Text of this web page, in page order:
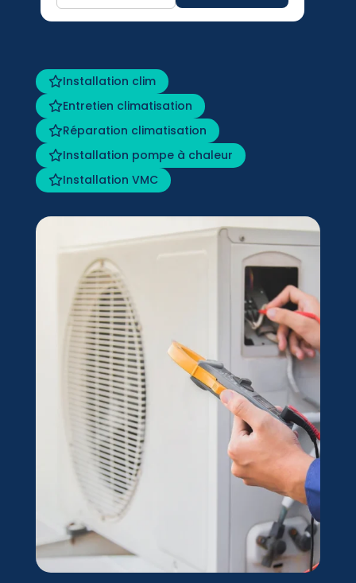
Installation clim
Entretien climatisation
Réparation climatisation
Installation pompe à chaleur
Installation VMC